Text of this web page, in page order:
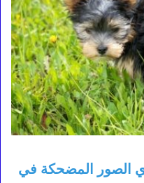
الصور المضحكة في